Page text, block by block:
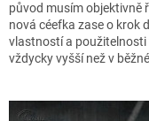
původ musím objektivně
nová céefka zase o krok
vlastností a použitelnosti
vždycky vyšší než v